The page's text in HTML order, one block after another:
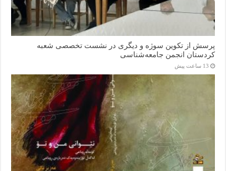
پرسش از تکوین سوژه و دیگری در نشست تخصصی شعبه
کردستان انجمن جامعه‌شناسی
13 ساعت پیش